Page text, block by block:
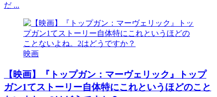
だ ...
映画
【映画】『トップガン：マーヴェリック』トップ
ガン1てストーリー自体特にこれというほどのこと